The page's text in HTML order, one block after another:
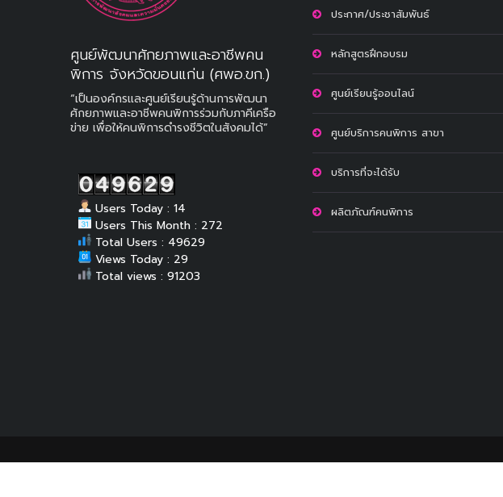
ศูนย์พัฒนาศักยภาพและอาชีพคน
พิการ จังหวัดขอนแก่น (ศพอ.ขก.)
“เป็นองค์กรและศูนย์เรียนรู้ด้านการพัฒนา
ศักยภาพและอาชีพคนพิการร่วมกับภาคีเครือ
ข่าย เพื่อให้คนพิการดำรงชีวิตในสังคมได้”
Users Today : 14
Users This Month : 272
Total Users : 49629
Views Today : 29
Total views : 91203
ประกาศ/ประชาสัมพันธ์
หลักสูตรฝึกอบรม
ศูนย์เรียนรู้ออนไลน์
ศูนย์บริการคนพิการ สาขา
บริการที่จะได้รับ
ผลิตภัณฑ์คนพิการ